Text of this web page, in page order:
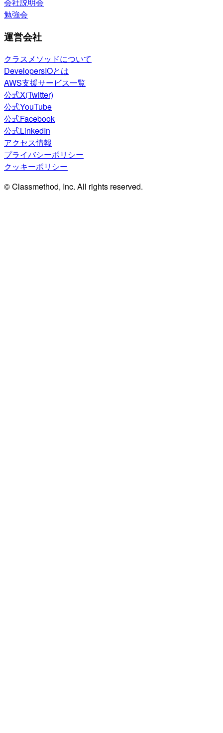
勉強会
運営会社
クラスメソッドについて
DevelopersIOとは
AWS支援サービス一覧
公式X(Twitter)
公式YouTube
公式Facebook
公式LinkedIn
アクセス情報
プライバシーポリシー
クッキーポリシー
© Classmethod, Inc. All rights reserved.